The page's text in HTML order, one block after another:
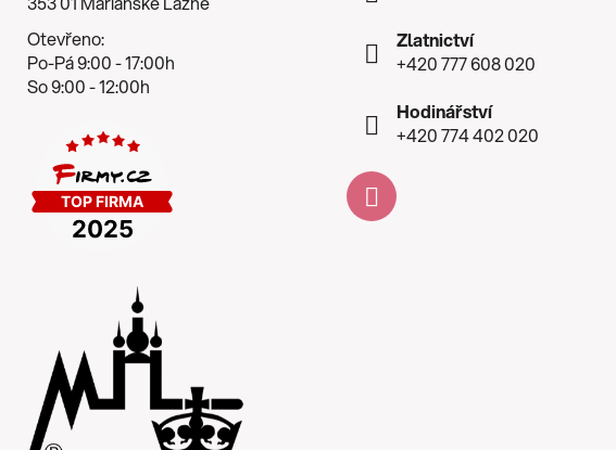
Otevřeno:
Po-Pá 9:00 - 17:00h
So 9:00 - 12:00h
Zlatnictví
+420 777 608 020
Hodinářství
+420 774 402 020